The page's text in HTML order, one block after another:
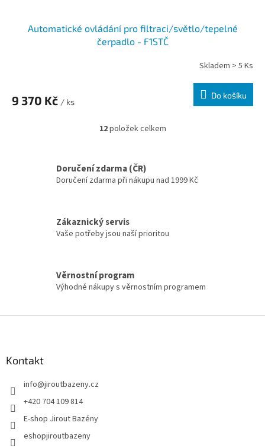
Automatické ovládání pro filtraci/světlo/tepelné
čerpadlo - F1STČ
Skladem > 5 Ks
9 370 Kč / ks
Do košíku
Ovládací prvky výpisu
12položek celkem
Doručení zdarma (ČR)
Doručení zdarma při nákupu nad 1999 Kč
Zákaznický servis
Vaše potřeby jsou naší prioritou
Věrnostní program
Výhodné nákupy s věrnostním programem
Kontakt
info@jiroutbazeny.cz
+420 704 109 814
E-shop Jirout Bazény
eshopjiroutbazeny